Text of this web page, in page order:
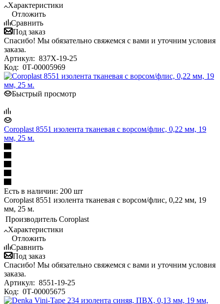
Характеристики
Отложить
Сравнить
Под заказ
Спасибо! Мы обязательно свяжемся с вами и уточним условия
заказа.
Артикул: 837X-19-25
Код: 0Т-00005969
Быстрый просмотр
Coroplast 8551 изолента тканевая с ворсом/флис, 0,22 мм, 19
мм, 25 м.
Есть в наличии: 200 шт
Coroplast 8551 изолента тканевая с ворсом/флис, 0,22 мм, 19
мм, 25 м.
Производитель Coroplast
Характеристики
Отложить
Сравнить
Под заказ
Спасибо! Мы обязательно свяжемся с вами и уточним условия
заказа.
Артикул: 8551-19-25
Код: 0Т-00005675